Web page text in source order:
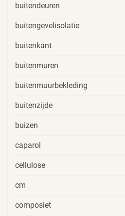
buitendeuren
buitengevelisolatie
buitenkant
buitenmuren
buitenmuurbekleding
buitenzijde
buizen
caparol
cellulose
cm
composiet